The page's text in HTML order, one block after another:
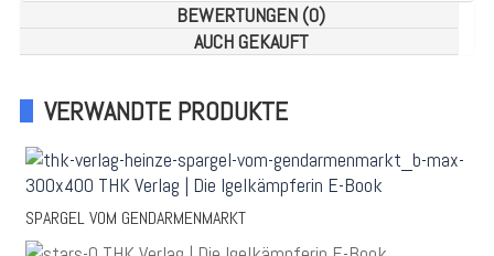
BEWERTUNGEN (0)
AUCH GEKAUFT
VERWANDTE PRODUKTE
SPARGEL VOM GENDARMENMARKT